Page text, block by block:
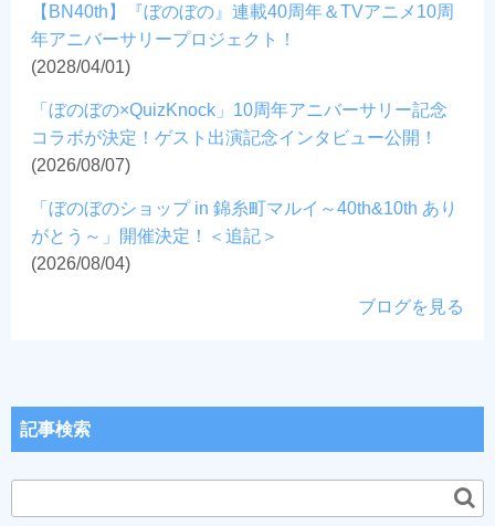
【BN40th】『ぼのぼの』連載40周年＆TVアニメ10周
年アニバーサリープロジェクト！
(2028/04/01)
「ぼのぼの×QuizKnock」10周年アニバーサリー記念
コラボが決定！ゲスト出演記念インタビュー公開！
(2026/08/07)
「ぼのぼのショップ in 錦糸町マルイ～40th&10th あり
がとう～」開催決定！＜追記＞
(2026/08/04)
ブログを見る
記事検索